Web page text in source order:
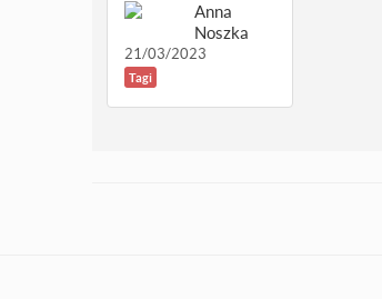
Anna
Noszka
21/03/2023
Tagi